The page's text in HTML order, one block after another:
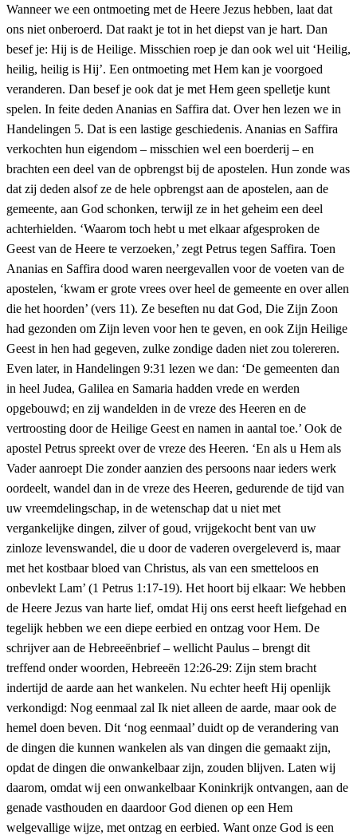
Wanneer we een ontmoeting met de Heere Jezus hebben, laat dat
ons niet onberoerd. Dat raakt je tot in het diepst van je hart. Dan
besef je: Hij is de Heilige. Misschien roep je dan ook wel uit ‘Heilig,
heilig, heilig is Hij’. Een ontmoeting met Hem kan je voorgoed
veranderen. Dan besef je ook dat je met Hem geen spelletje kunt
spelen. In feite deden Ananias en Saffira dat. Over hen lezen we in
Handelingen 5. Dat is een lastige geschiedenis. Ananias en Saffira
verkochten hun eigendom – misschien wel een boerderij – en
brachten een deel van de opbrengst bij de apostelen. Hun zonde was
dat zij deden alsof ze de hele opbrengst aan de apostelen, aan de
gemeente, aan God schonken, terwijl ze in het geheim een deel
achterhielden. ‘Waarom toch hebt u met elkaar afgesproken de
Geest van de Heere te verzoeken,’ zegt Petrus tegen Saffira. Toen
Ananias en Saffira dood waren neergevallen voor de voeten van de
apostelen, ‘kwam er grote vrees over heel de gemeente en over allen
die het hoorden’ (vers 11). Ze beseften nu dat God, Die Zijn Zoon
had gezonden om Zijn leven voor hen te geven, en ook Zijn Heilige
Geest in hen had gegeven, zulke zondige daden niet zou tolereren.
Even later, in Handelingen 9:31 lezen we dan: ‘De gemeenten dan
in heel Judea, Galilea en Samaria hadden vrede en werden
opgebouwd; en zij wandelden in de vreze des Heeren en de
vertroosting door de Heilige Geest en namen in aantal toe.’ Ook de
apostel Petrus spreekt over de vreze des Heeren. ‘En als u Hem als
Vader aanroept Die zonder aanzien des persoons naar ieders werk
oordeelt, wandel dan in de vreze des Heeren, gedurende de tijd van
uw vreemdelingschap, in de wetenschap dat u niet met
vergankelijke dingen, zilver of goud, vrijgekocht bent van uw
zinloze levenswandel, die u door de vaderen overgeleverd is, maar
met het kostbaar bloed van Christus, als van een smetteloos en
onbevlekt Lam’ (1 Petrus 1:17-19). Het hoort bij elkaar: We hebben
de Heere Jezus van harte lief, omdat Hij ons eerst heeft liefgehad en
tegelijk hebben we een diepe eerbied en ontzag voor Hem. De
schrijver aan de Hebreeënbrief – wellicht Paulus – brengt dit
treffend onder woorden, Hebreeën 12:26-29: Zijn stem bracht
indertijd de aarde aan het wankelen. Nu echter heeft Hij openlijk
verkondigd: Nog eenmaal zal Ik niet alleen de aarde, maar ook de
hemel doen beven. Dit ‘nog eenmaal’ duidt op de verandering van
de dingen die kunnen wankelen als van dingen die gemaakt zijn,
opdat de dingen die onwankelbaar zijn, zouden blijven. Laten wij
daarom, omdat wij een onwankelbaar Koninkrijk ontvangen, aan de
genade vasthouden en daardoor God dienen op een Hem
welgevallige wijze, met ontzag en eerbied. Want onze God is een